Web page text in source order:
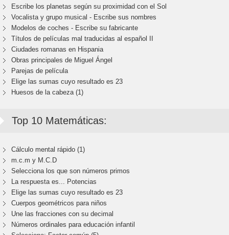
Escribe los planetas según su proximidad con el Sol
Vocalista y grupo musical - Escribe sus nombres
Modelos de coches - Escribe su fabricante
Títulos de películas mal traducidas al español II
Ciudades romanas en Hispania
Obras principales de Miguel Ángel
Parejas de película
Elige las sumas cuyo resultado es 23
Huesos de la cabeza (1)
Top 10 Matemáticas:
Cálculo mental rápido (1)
m.c.m y M.C.D
Selecciona los que son números primos
La respuesta es... Potencias
Elige las sumas cuyo resultado es 23
Cuerpos geométricos para niños
Une las fracciones con su decimal
Números ordinales para educación infantil